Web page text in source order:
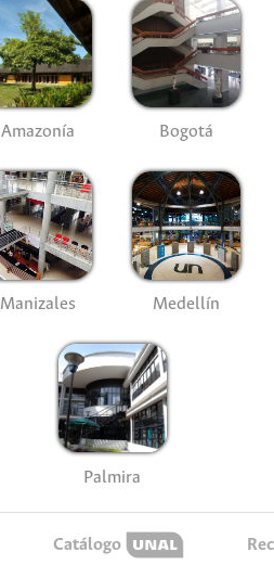
Amazonía Bogotá
Manizales Medellín
Palmira
Catálogo